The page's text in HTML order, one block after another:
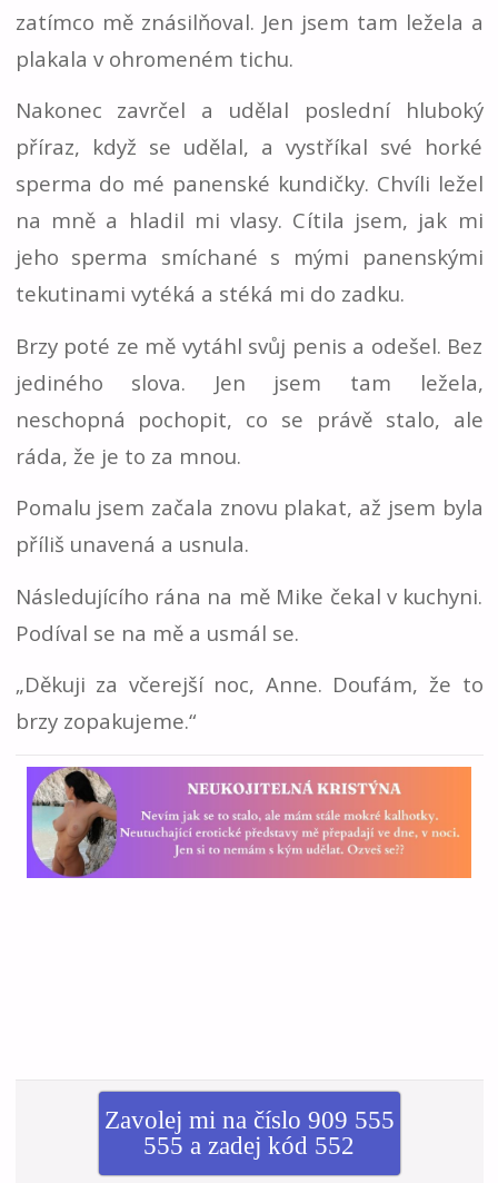
zatímco mě znásilňoval. Jen jsem tam ležela a
plakala v ohromeném tichu.
Nakonec zavrčel a udělal poslední hluboký
příraz, když se udělal, a vystříkal své horké
sperma do mé panenské kundičky. Chvíli ležel
na mně a hladil mi vlasy. Cítila jsem, jak mi
jeho sperma smíchané s mými panenskými
tekutinami vytéká a stéká mi do zadku.
Brzy poté ze mě vytáhl svůj penis a odešel. Bez
jediného slova. Jen jsem tam ležela,
neschopná pochopit, co se právě stalo, ale
ráda, že je to za mnou.
Pomalu jsem začala znovu plakat, až jsem byla
příliš unavená a usnula.
Následujícího rána na mě Mike čekal v kuchyni.
Podíval se na mě a usmál se.
„Děkuji za včerejší noc, Anne. Doufám, že to
brzy zopakujeme.“
Zavolej mi na číslo 909 555
555 a zadej kód 552